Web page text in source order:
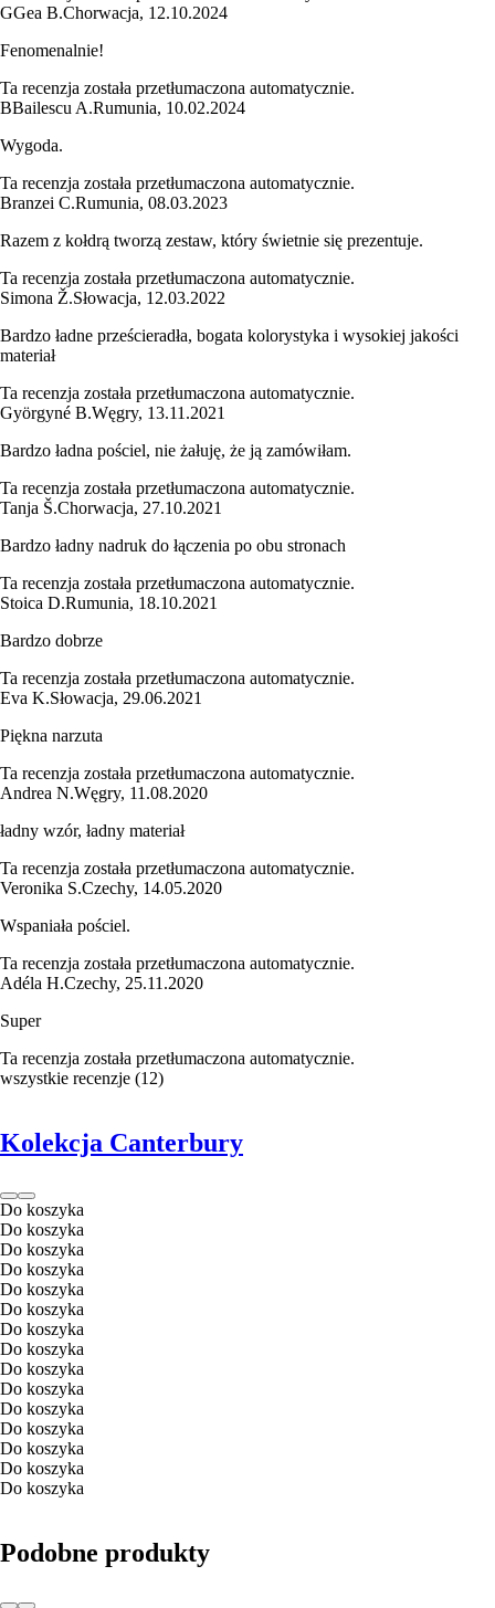
GGea B.Chorwacja, 12.10.2024
Fenomenalnie!
Ta recenzja została przetłumaczona automatycznie.
BBailescu A.Rumunia, 10.02.2024
Wygoda.
Ta recenzja została przetłumaczona automatycznie.
Branzei C.Rumunia, 08.03.2023
Razem z kołdrą tworzą zestaw, który świetnie się prezentuje.
Ta recenzja została przetłumaczona automatycznie.
Simona Ž.Słowacja, 12.03.2022
Bardzo ładne prześcieradła, bogata kolorystyka i wysokiej jakości
materiał
Ta recenzja została przetłumaczona automatycznie.
Györgyné B.Węgry, 13.11.2021
Bardzo ładna pościel, nie żałuję, że ją zamówiłam.
Ta recenzja została przetłumaczona automatycznie.
Tanja Š.Chorwacja, 27.10.2021
Bardzo ładny nadruk do łączenia po obu stronach
Ta recenzja została przetłumaczona automatycznie.
Stoica D.Rumunia, 18.10.2021
Bardzo dobrze
Ta recenzja została przetłumaczona automatycznie.
Eva K.Słowacja, 29.06.2021
Piękna narzuta
Ta recenzja została przetłumaczona automatycznie.
Andrea N.Węgry, 11.08.2020
ładny wzór, ładny materiał
Ta recenzja została przetłumaczona automatycznie.
Veronika S.Czechy, 14.05.2020
Wspaniała pościel.
Ta recenzja została przetłumaczona automatycznie.
Adéla H.Czechy, 25.11.2020
Super
Ta recenzja została przetłumaczona automatycznie.
wszystkie recenzje (12)
Kolekcja Canterbury
Do koszyka
Do koszyka
Do koszyka
Do koszyka
Do koszyka
Do koszyka
Do koszyka
Do koszyka
Do koszyka
Do koszyka
Do koszyka
Do koszyka
Do koszyka
Do koszyka
Do koszyka
Podobne produkty